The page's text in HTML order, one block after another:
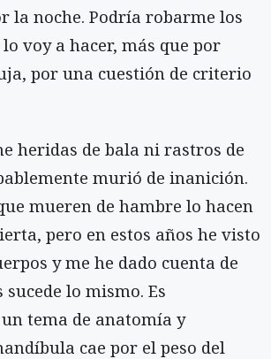
la noche. Podría robarme los
voy a hacer, más que por
por una cuestión de criterio
heridas de bala ni rastros de
murió de inanición.
mueren de hambre lo hacen
pero en estos años he visto
y me he dado cuenta de
sucede lo mismo. Es
tema de anatomía y
cae por el peso del